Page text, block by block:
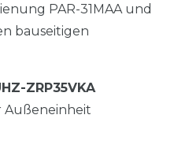
PAR-31MAA und
bauseitigen
ZRP35VKA
Außeneinheit